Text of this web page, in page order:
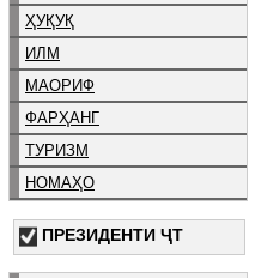
ҲУҚУҚ
ИЛМ
МАОРИФ
ФАРҲАНГ
ТУРИЗМ
НОМАҲО
ПРЕЗИДЕНТИ ҶТ